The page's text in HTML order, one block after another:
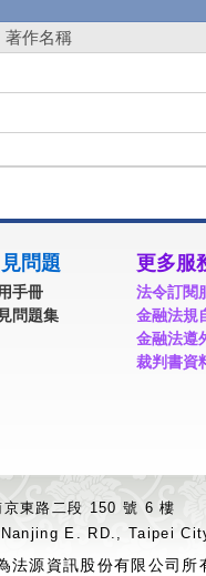
著作名稱
問題
手冊
問題集
更多服
法令訂閱
金融法規
金融法遵
裁判書資
京東路二段 150 號 6 樓
E. RD., Taipei
法源資訊股份有限公司所